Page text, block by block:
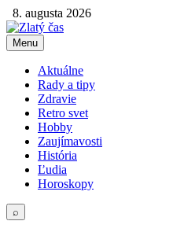
8. augusta 2026
Menu
Aktuálne
Rady a tipy
Zdravie
Retro svet
Hobby
Zaujímavosti
História
Ľudia
Horoskopy
⌕